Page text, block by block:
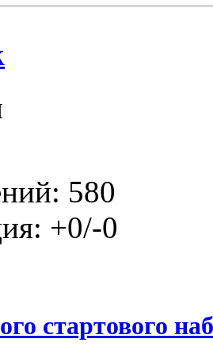
580
+0/-0
стартового